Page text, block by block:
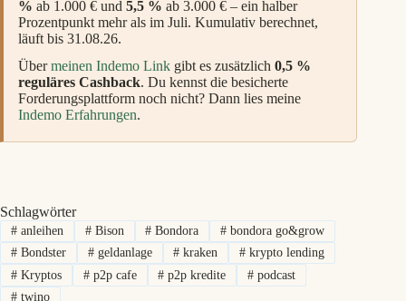
% ab 1.000 € und 5,5 % ab 3.000 € – ein halber
Prozentpunkt mehr als im Juli. Kumulativ berechnet,
läuft bis 31.08.26.
Übermeinen Indemo Link gibt es zusätzlich 0,5 %
reguläres Cashback. Du kennst die besicherte
Forderungsplattform noch nicht? Dann lies meine
Indemo Erfahrungen.
Schlagwörter
#anleihen #Bison # Bondora # bondora go&grow
#Bondster #geldanlage # kraken # krypto lending
#Kryptos #p2p cafe # p2p kredite # podcast
#twino